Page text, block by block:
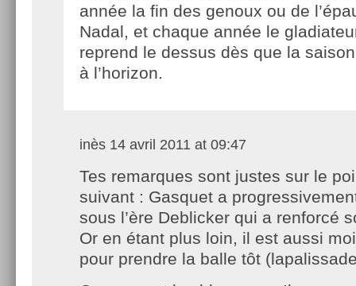
année la fin des genoux ou de
Nadal, et chaque année le
reprend le dessus dès que la
à l’horizon.
inès 14 avril 2011 at 09:47
Tes remarques sont justes sur le
suivant : Gasquet a
sous l’ère Deblicker qui a renforcé
Or en étant plus loin, il est aussi
pour prendre la balle tôt